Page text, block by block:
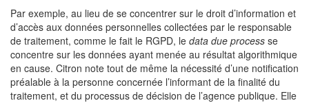
Par exemple, au lieu de se concentrer sur le droit d’information et
d’accès aux données personnelles collectées par le responsable
de traitement, comme le fait le RGPD, le data due process se
concentre sur les données ayant menée au résultat algorithmique
en cause. Citron note tout de même la nécessité d’une notification
préalable à la personne concernée l’informant de la finalité du
traitement, et du processus de décision de l’agence publique. Elle